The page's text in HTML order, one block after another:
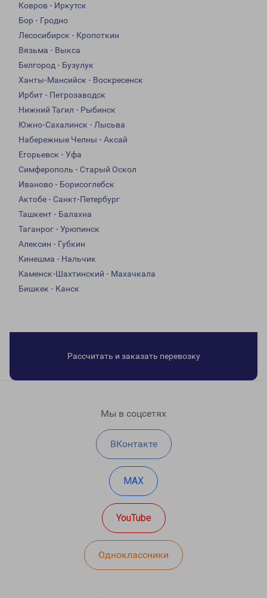
Ковров - Иркутск
Бор - Гродно
Лесосибирск - Кропоткин
Вязьма - Выкса
Белгород - Бузулук
Ханты-Мансийск - Воскресенск
Ирбит - Петрозаводск
Нижний Тагил - Рыбинск
Южно-Сахалинск - Лысьва
Набережные Челны - Аксай
Егорьевск - Уфа
Симферополь - Старый Оскол
Иваново - Борисоглебск
Актобе - Санкт-Петербург
Ташкент - Балахна
Таганрог - Урюпинск
Алексин - Губкин
Кинешма - Нальчик
Каменск-Шахтинский - Махачкала
Бишкек - Канск
Рассчитать и заказать перевозку
Мы в соцсетях
ВКонтакте
MAX
YouTube
Одноклассники